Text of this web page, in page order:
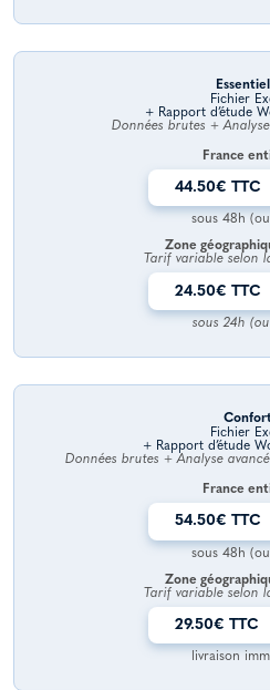
Fichier
+ Rapport d’étude
Données brutes +
France
44.50€ TTC
sous 48h
Zone
Tarif variable selon
24.50€ TTC
sous 24h
Fichier
+ Rapport d’étude
Données brutes + Analyse
France
54.50€ TTC
sous 48h
Zone
Tarif variable selon
29.50€ TTC
livraison